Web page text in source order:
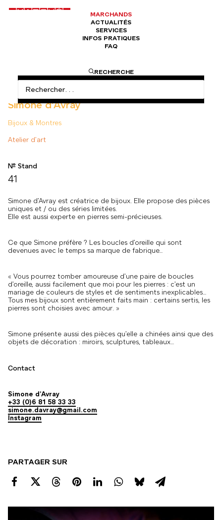
MARCHANDS
ACTUALITÉS
SERVICES
INFOS PRATIQUES
FAQ
RECHERCHE
Simone d'Avray
Bijoux & Montres
Atelier d’art
N° Stand
41
Simone d’Avray est créatrice de bijoux. Elle propose des pièces
uniques et / ou des séries limitées.
Elle est aussi experte en pierres semi-précieuses.
Ce que Simone préfère ? Les boucles d’oreille qui sont
devenues avec le temps sa marque de fabrique…
« Vous pourrez tomber amoureuse d’une paire de boucles
d’oreille, aussi facilement que moi pour les pierres : c’est un
mariage de couleurs de styles et de sentiments inexplicables…
Tous mes bijoux sont entièrement faits main : certains sertis, les
pierres sont choisies avec amour. »
Simone présente aussi des pièces qu’elle a chinées ainsi que des
objets de décoration : miroirs, sculptures, tableaux…
Contact
Simone d’Avray
+33 (0)6 81 58 33 33
simone.davray@gmail.com
Instagram
PARTAGER SUR